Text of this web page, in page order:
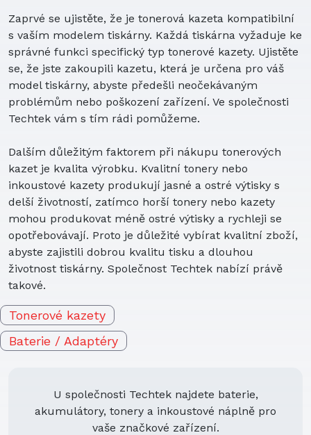
Zaprvé se ujistěte, že je tonerová kazeta kompatibilní
s vaším modelem tiskárny. Každá tiskárna vyžaduje ke
správné funkci specifický typ tonerové kazety. Ujistěte
se, že jste zakoupili kazetu, která je určena pro váš
model tiskárny, abyste předešli neočekávaným
problémům nebo poškození zařízení. Ve společnosti
Techtek vám s tím rádi pomůžeme.
Dalším důležitým faktorem při nákupu tonerových
kazet je kvalita výrobku. Kvalitní tonery nebo
inkoustové kazety produkují jasné a ostré výtisky s
delší životností, zatímco horší tonery nebo kazety
mohou produkovat méně ostré výtisky a rychleji se
opotřebovávají. Proto je důležité vybírat kvalitní zboží,
abyste zajistili dobrou kvalitu tisku a dlouhou
životnost tiskárny. Společnost Techtek nabízí právě
takové.
Tonerové kazety
Baterie / Adaptéry
U společnosti Techtek najdete baterie,
akumulátory, tonery a inkoustové náplně pro
vaše značkové zařízení.